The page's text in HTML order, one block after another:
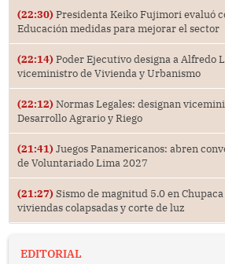
(22:30) Presidenta Keiko Fujimori evaluó
Educación medidas para mejorar el sector
(22:14) Poder Ejecutivo designa a Alfredo
viceministro de Vivienda y Urbanismo
(22:12) Normas Legales: designan
Desarrollo Agrario y Riego
(21:41) Juegos Panamericanos: abren
de Voluntariado Lima 2027
(21:27) Sismo de magnitud 5.0 en
viviendas colapsadas y corte de luz
EDITORIAL